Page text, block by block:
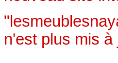
n'est plus mis à